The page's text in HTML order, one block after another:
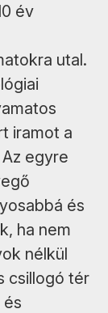
év
utal.
iramot a
egyre
és
ha nem
nélkül
csillogó tér